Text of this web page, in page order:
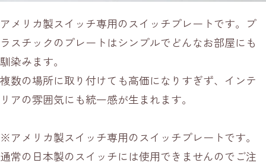
アメリカ製スイッチ専用のスイッチプレートです。プ
ラスチックのプレートはシンプルでどんなお部屋にも
馴染みます。
複数の場所に取り付けても高価になりすぎず、インテ
リアの雰囲気にも統一感が生まれます。
※アメリカ製スイッチ専用のスイッチプレートです。
通常の日本製のスイッチには使用できませんのでご注